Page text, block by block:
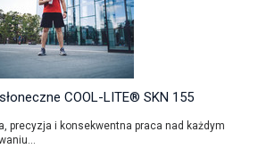
COOL-LITE® SKN 155
precyzja i konsekwentna praca nad każdym